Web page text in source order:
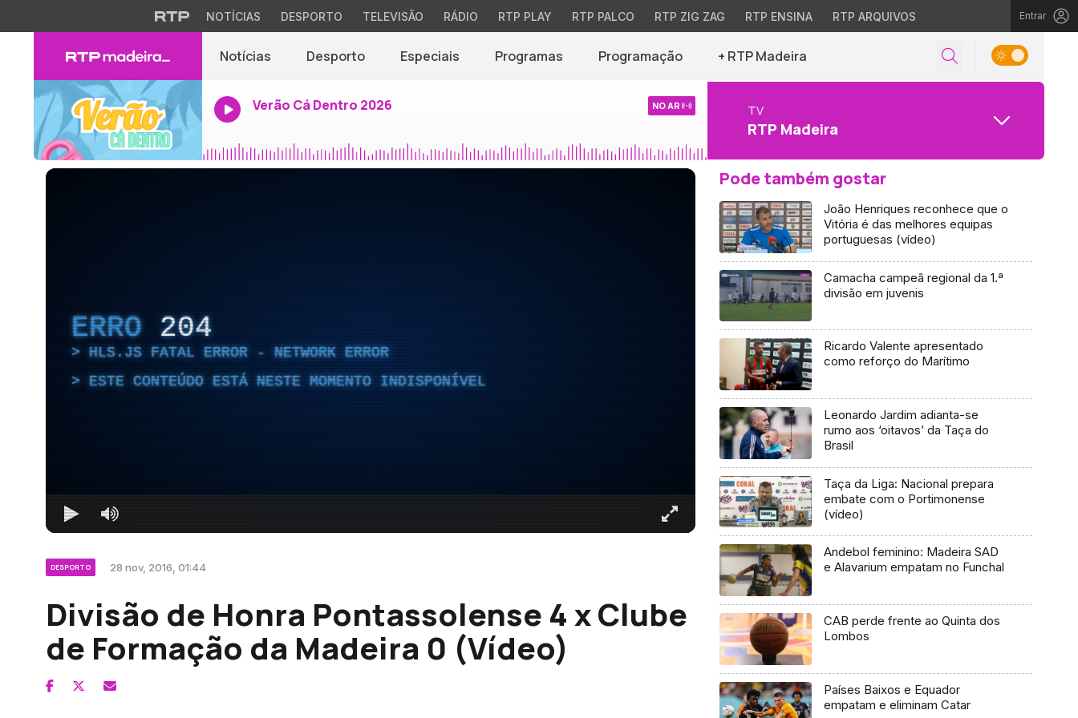
NOTÍCIAS DESPORTO TELEVISÃO RÁDIO RTP PLAY RTP PALCO RTP ZIG ZAG RTP ENSINA RTP ARQUIVOS Entrar
Notícias Desporto Especiais Programas Programação + RTP Madeira
Verão Cá Dentro 2026 NO AR TV
RTP Madeira
ERRO 204
HLS.JS FATAL ERROR - NETWORK ERROR
ESTE CONTEÚDO ESTÁ NESTE MOMENTO INDISPONÍVEL
DESPORTO 28 nov, 2016, 01:44
Divisão de Honra Pontassolense 4 x Clube
de Formação da Madeira 0 (Vídeo)
Pode também gostar
João Henriques reconhece que o
Vitória é das melhores equipas
portuguesas (vídeo)
Camacha campeã regional da 1.ª
divisão em juvenis
Ricardo Valente apresentado
como reforço do Marítimo
Leonardo Jardim adianta-se
rumo aos ‘oitavos’ da Taça do
Brasil
Taça da Liga: Nacional prepara
embate com o Portimonense
(vídeo)
Andebol feminino: Madeira SAD
e Alavarium empatam no Funchal
CAB perde frente ao Quinta dos
Lombos
Países Baixos e Equador
empatam e eliminam Catar